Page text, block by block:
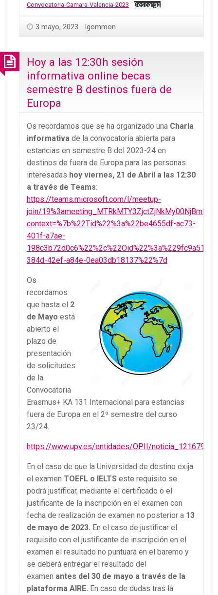
Convocatoria-Camara-Valencia-2023 Descarga
3 mayo, 2023 lgommon
Hoy a las 12:30h sesión
informativa online becas
semestre B destinos fuera de
Europa
Os recordamos que se ha organizado una Charla
informativa de la convocatoria abierta para
estancias en semestre B del 2023-24 en
destinos de fuera de Europa para las personas
interesadas hoy viernes, 21 de Abril a las 12:30
a través de Teams:
https://teams.microsoft.com/l/meetup-
join/
context=%7b%22Tid%22%3a%22be4655df-ac73-
401f-a7ae-
198c3b72d0c6%22%2c%22Oid%22%3a%229fc9a513-
384d-42ef-a84e-0ea03db18137%22%7d
Os
recordamos
que hasta el 2
de Mayo está
abierto el
plazo de
presentación
de solicitudes
de la
Convocatoria
Erasmus+ KA 131 Internacional para estancias
fuera de Europa en el 2º semestre del curso
23/24.
https://www.upv.es/entidades/OPII/
En el caso de que la Universidad de destino exija
el examen TOEFL o IELTS este requisito se
podrá justificar, mediante el certificado o el
justificante de la inscripción en el examen con
fecha de realización de examen no posterior a 13
de mayo de 2023. En el caso de justificar el
requisito con el justificante de inscripción en el
examen el resultado no puntuará en el baremo y
se deberá entregar el resultado del
examen antes del 30 de mayo a través de la
plataforma AIRE. En caso de dudas tras la